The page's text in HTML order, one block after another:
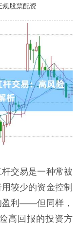
规股票配资
交易是一种常被
较少的资金控制
盈利——但同样，
高回报的投资方